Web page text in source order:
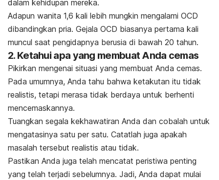
dalam kehidupan mereka.
Adapun wanita 1,6 kali lebih mungkin mengalami OCD
dibandingkan pria. Gejala OCD biasanya pertama kali
muncul saat pengidapnya berusia di bawah 20 tahun.
2. Ketahui apa yang membuat Anda cemas
Pikirkan mengenai situasi yang membuat Anda cemas.
Pada umumnya, Anda tahu bahwa ketakutan itu tidak
realistis, tetapi merasa tidak berdaya untuk berhenti
mencemaskannya.
Tuangkan segala kekhawatiran Anda dan cobalah untuk
mengatasinya satu per satu. Catatlah juga apakah
masalah tersebut realistis atau tidak.
Pastikan Anda juga telah mencatat peristiwa penting
yang telah terjadi sebelumnya. Jadi, Anda dapat mulai